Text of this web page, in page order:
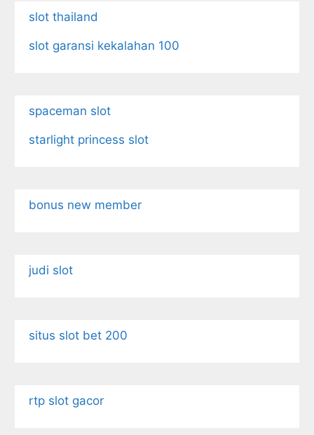
slot thailand
slot garansi kekalahan 100
spaceman slot
starlight princess slot
bonus new member
judi slot
situs slot bet 200
rtp slot gacor